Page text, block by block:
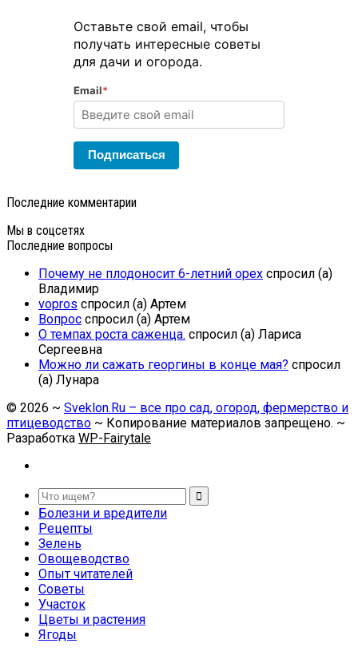
Оставьте свой email, чтобы
получать интересные советы
для дачи и огорода.
Email*
Подписаться
Последние комментарии
Мы в соцсетях
Последние вопросы
Почему не плодоносит 6-летний орех спросил (а)
Владимир
vopros спросил (а) Артем
Вопрос спросил (а) Артем
О темпах роста саженца. спросил (а) Лариса
Сергеевна
Можно ли сажать георгины в конце мая? спросил
(а) Лунара
© 2026 ~ Sveklon.Ru – все про сад, огород, фермерство и
птицеводство ~ Копирование материалов запрещено. ~
Разработка WP-Fairytale
Болезни и вредители
Рецепты
Зелень
Овощеводство
Опыт читателей
Советы
Участок
Цветы и растения
Ягоды